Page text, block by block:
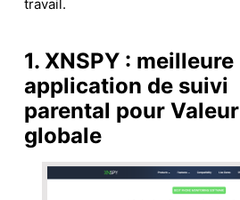
travail.
1. XNSPY : meilleure
application de suivi
parental pour Valeur
globale